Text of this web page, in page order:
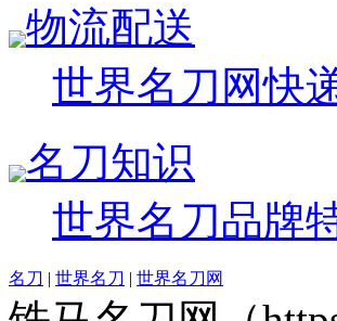
物流配送
世界名刀网快
名刀知识
世界名刀品牌
名刀 | 世界名刀 | 世界名刀网